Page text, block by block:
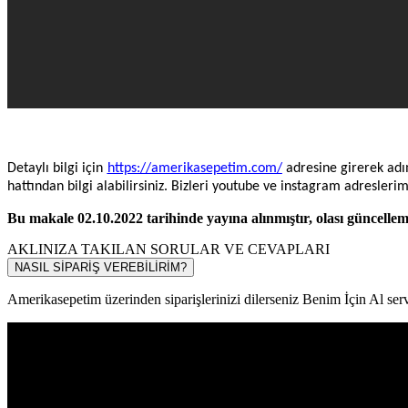
Detaylı bilgi için https://amerikasepetim.com/adresine girerek
hattından bilgi alabilirsiniz. Bizleri youtube ve instagram
Bu makale 02.10.2022 tarihinde yayına alınmıştır, olası
AKLINIZA TAKILAN SORULAR VE CEVAPLARI
NASIL SİPARİŞ VEREBİLİRİM?
Amerikasepetim üzerinden siparişlerinizi dilerseniz Benim İçin Al